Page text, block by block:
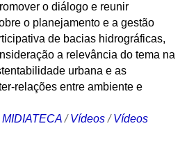
o diálogo e reunir
o planejamento e a gestão
de bacias hidrográficas,
a relevância do tema na
urbana e as
relações entre ambiente e
MIDIATECA /Vídeos /Vídeos